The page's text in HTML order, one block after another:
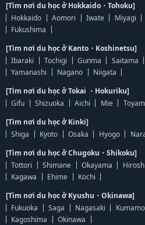
[Tìm nơi du học ở Hokkaido・Tohoku]
Hokkaido
Aomori Iwate Miyagi
Fukushima
[Tìm nơi du học ở Kanto・Koshinetsu]
Ibaraki
Tochigi Gunma Saitama
Yamanashi
Nagano
Niigata
[Tìm nơi du học ở Tokai ・Hokuriku]
Gifu
Shizuoka Aichi Mie
[Tìm nơi du học ở Kinki]
Shiga
Kyoto Osaka Hyogo
[Tìm nơi du học ở Chugoku・Shikoku]
Tottori
Shimane Okayama
Kagawa
Ehime
Kochi
[Tìm nơi du học ở Kyushu・Okinawa]
Fukuoka
Saga Nagasaki
Kagoshima
Okinawa